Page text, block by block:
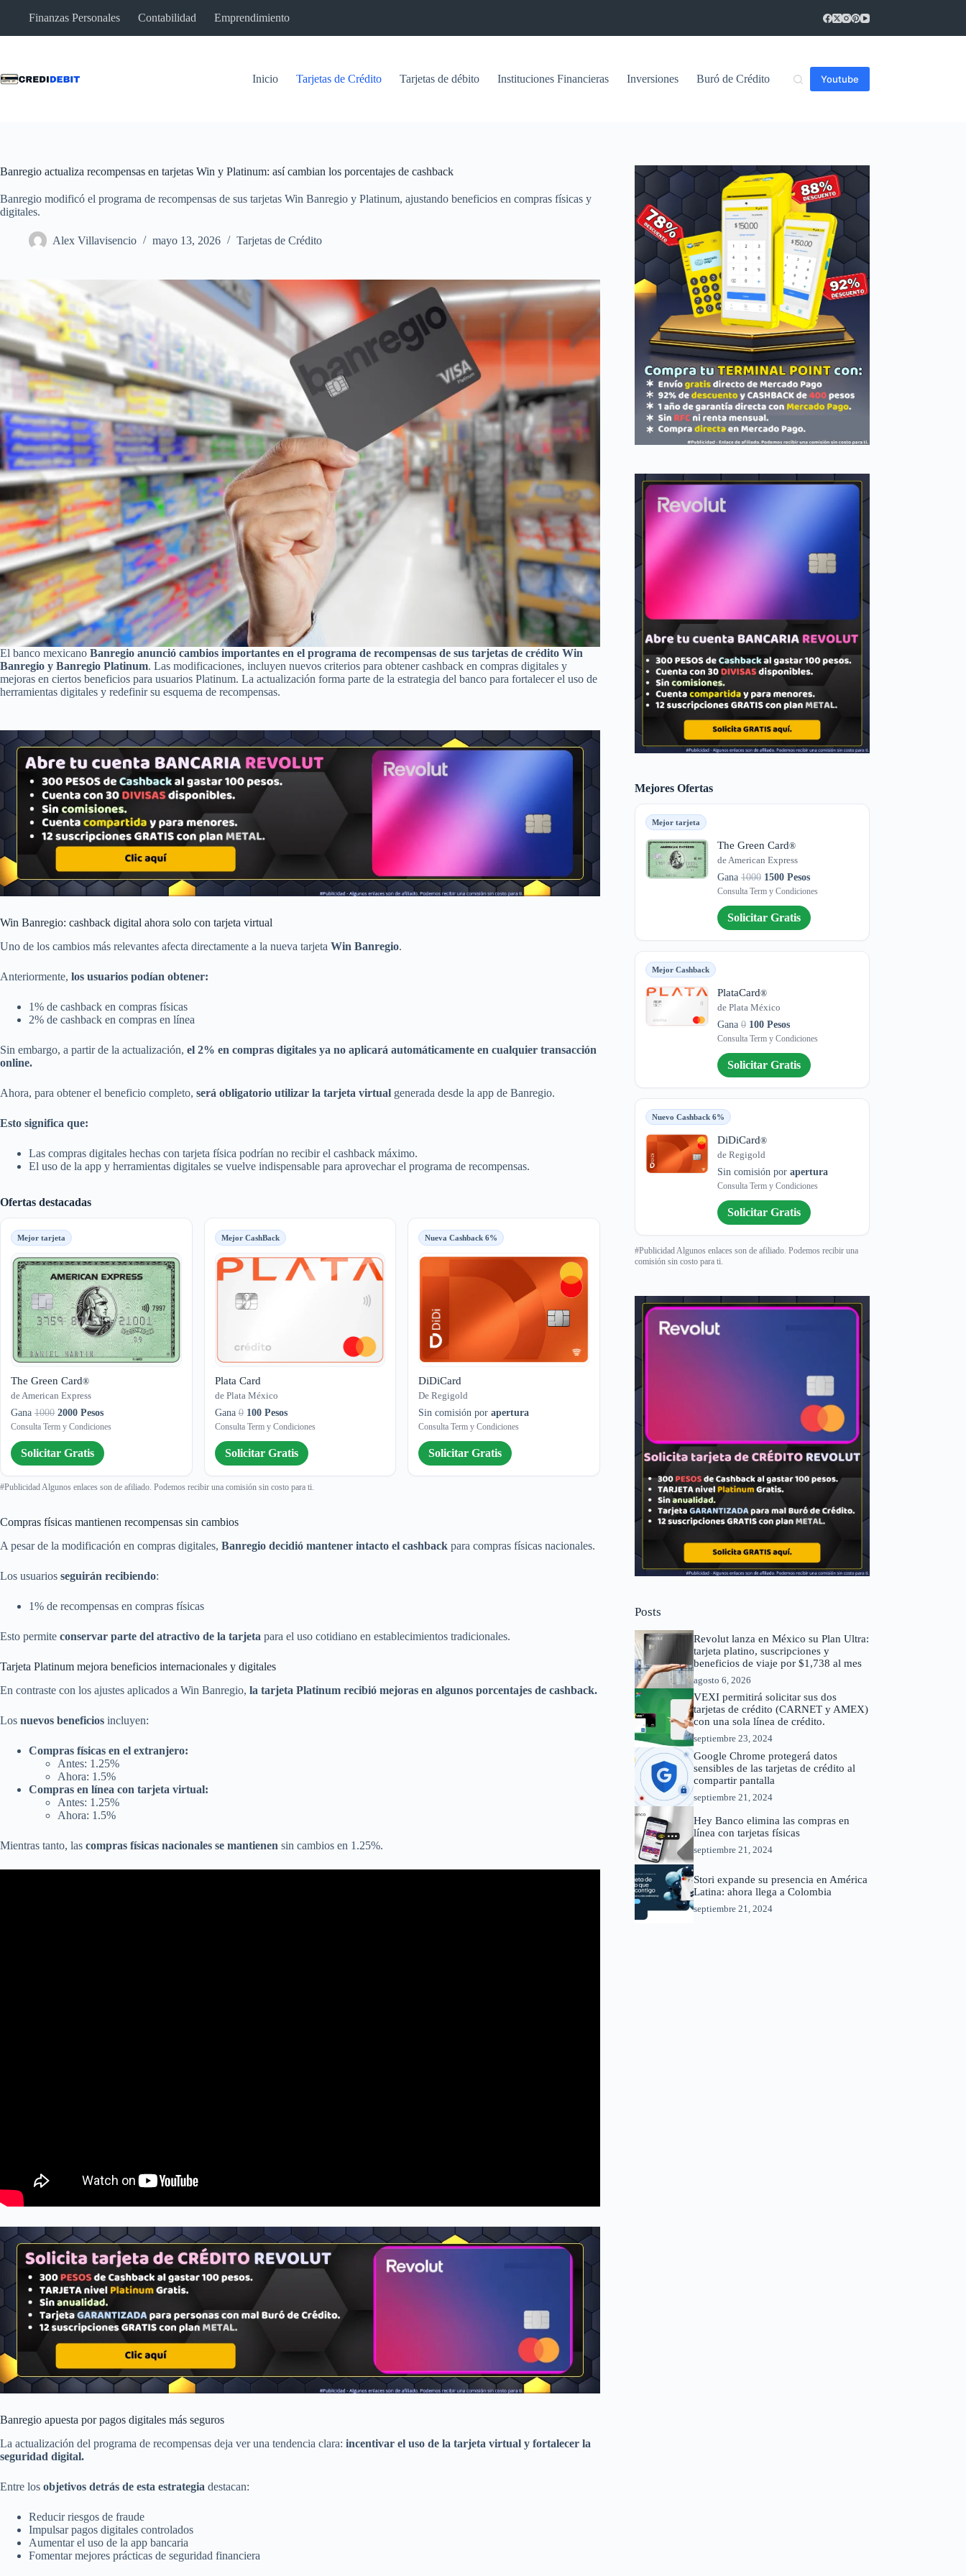
Finanzas Personales Contabilidad Emprendimiento
Inicio Tarjetas de Crédito Tarjetas de débito Instituciones Financieras Inversiones Buró de Crédito Youtube
Banregio actualiza recompensas en tarjetas Win y Platinum: así cambian los porcentajes de cashback
Banregio modificó el programa de recompensas de sus tarjetas Win Banregio y Platinum, ajustando beneficios en compras físicas y
digitales.
Alex Villavisencio mayo 13, 2026 Tarjetas de Crédito
El banco mexicano Banregio anunció cambios importantes en el programa de recompensas de sus tarjetas de crédito Win
Banregio y Banregio Platinum. Las modificaciones, incluyen nuevos criterios para obtener cashback en compras digitales y
mejoras en ciertos beneficios para usuarios Platinum. La actualización forma parte de la estrategia del banco para fortalecer el uso de
herramientas digitales y redefinir su esquema de recompensas.
Win Banregio: cashback digital ahora solo con tarjeta virtual
Uno de los cambios más relevantes afecta directamente a la nueva tarjeta Win Banregio.
Anteriormente, los usuarios podían obtener:
1% de cashback en compras físicas
2% de cashback en compras en línea
Sin embargo, a partir de la actualización, el 2% en compras digitales ya no aplicará automáticamente en cualquier transacción
online.
Ahora, para obtener el beneficio completo, será obligatorio utilizar la tarjeta virtual generada desde la app de Banregio.
Esto significa que:
Las compras digitales hechas con tarjeta física podrían no recibir el cashback máximo.
El uso de la app y herramientas digitales se vuelve indispensable para aprovechar el programa de recompensas.
Ofertas destacadas
Mejor tarjeta
The Green Card®
de American Express
Gana 1000 2000 Pesos
Consulta Term y Condiciones
Solicitar Gratis
Mejor CashBack
Plata Card
de Plata México
Gana0 100 Pesos
Consulta Term y Condiciones
Solicitar Gratis
Nueva Cashback 6%
DiDiCard
De Regigold
Sin comisión porapertura
Consulta Term y Condiciones
Solicitar Gratis
#Publicidad Algunos enlaces son de afiliado. Podemos recibir una comisión sin costo para ti.
Compras físicas mantienen recompensas sin cambios
A pesar de la modificación en compras digitales, Banregio decidió mantener intacto el cashback para compras físicas nacionales.
Los usuarios seguirán recibiendo:
1% de recompensas en compras físicas
Esto permite conservar parte del atractivo de la tarjeta para el uso cotidiano en establecimientos tradicionales.
Tarjeta Platinum mejora beneficios internacionales y digitales
En contraste con los ajustes aplicados a Win Banregio, la tarjeta Platinum recibió mejoras en algunos porcentajes de cashback.
Los nuevos beneficios incluyen:
Compras físicas en el extranjero:
Antes: 1.25%
Ahora: 1.5%
Compras en línea con tarjeta virtual:
Antes: 1.25%
Ahora: 1.5%
Mientras tanto, las compras físicas nacionales se mantienen sin cambios en 1.25%.
Banregio apuesta por pagos digitales más seguros
La actualización del programa de recompensas deja ver una tendencia clara: incentivar el uso de la tarjeta virtual y fortalecer la
seguridad digital.
Entre los objetivos detrás de esta estrategia destacan:
Reducir riesgos de fraude
Impulsar pagos digitales controlados
Aumentar el uso de la app bancaria
Fomentar mejores prácticas de seguridad financiera
Mejores Ofertas
Mejor tarjeta
The Green Card®
de American Express
Gana1000 1500 Pesos
Consulta Term y Condiciones
Solicitar Gratis
Mejor Cashback
PlataCard®
de Plata México
Gana0 100 Pesos
Consulta Term y Condiciones
Solicitar Gratis
Nuevo Cashback 6%
DiDiCard®
de Regigold
Sin comisión porapertura
Consulta Term y Condiciones
Solicitar Gratis
#Publicidad Algunos enlaces son de afiliado. Podemos recibir una
comisión sin costo para ti.
Posts
Revolut lanza en México su Plan Ultra:
tarjeta platino, suscripciones y
beneficios de viaje por $1,738 al mes
agosto 6, 2026
VEXI permitirá solicitar sus dos
tarjetas de crédito (CARNET y AMEX)
con una sola línea de crédito.
septiembre 23, 2024
Google Chrome protegerá datos
sensibles de las tarjetas de crédito al
compartir pantalla
septiembre 21, 2024
Hey Banco elimina las compras en
línea con tarjetas físicas
septiembre 21, 2024
Stori expande su presencia en América
Latina: ahora llega a Colombia
septiembre 21, 2024